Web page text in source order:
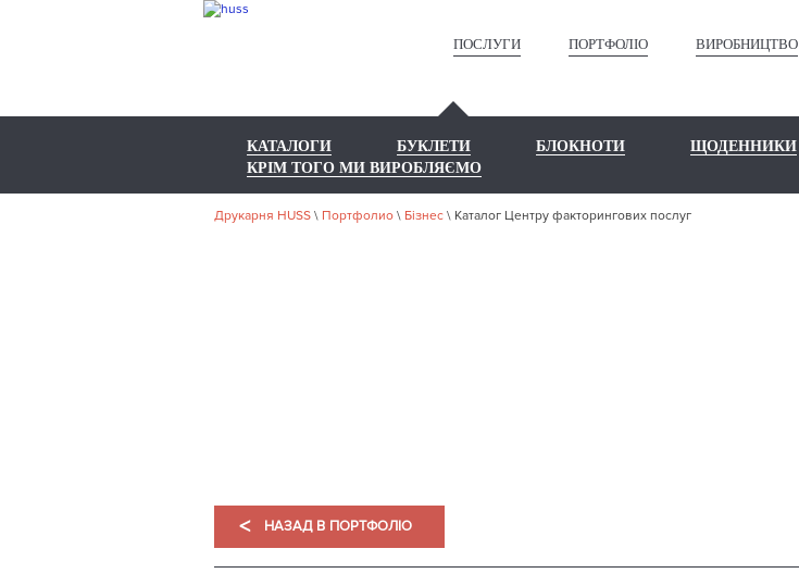
ПОСЛУГИ ПОРТФОЛІО ВИРОБНИЦТВО
КАТАЛОГИ БУКЛЕТИ БЛОКНОТИ ЩОДЕННИКИ
КРІМ ТОГО МИ ВИРОБЛЯЄМО
Друкарня HUSS \ Портфолио \ Бізнес \ Каталог Центру факторингових послуг
< НАЗАД В ПОРТФОЛІО